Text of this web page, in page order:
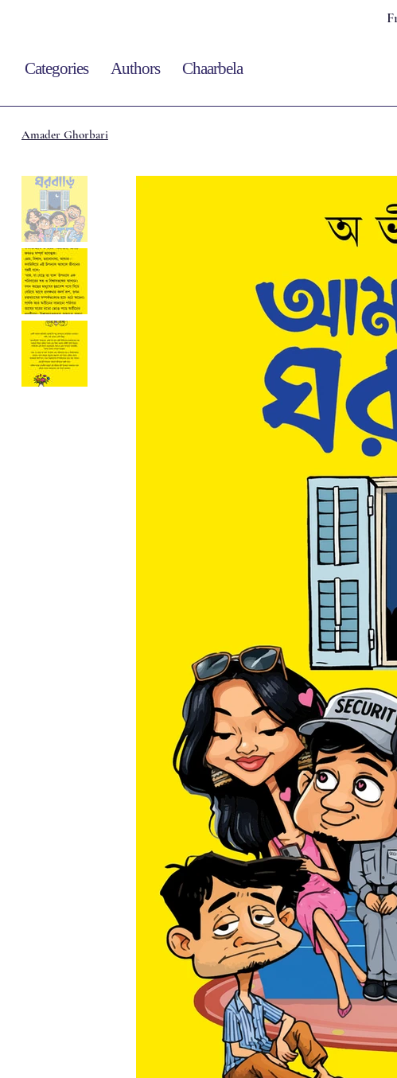
Categories Authors Chaarbela
Amader Ghorbari